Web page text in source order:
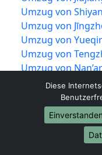
Umzug von
Umzug von
Umzug von
Umzug von
Umzug von
Umzug von
Umzug von
Umzug von
Umzug von
Umzug von
Diese
Einverstanden